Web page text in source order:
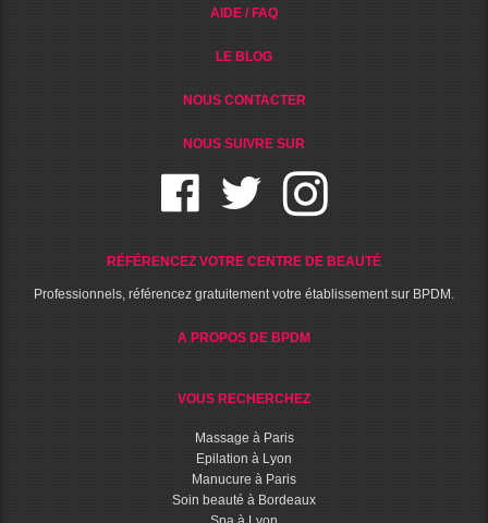
AIDE / FAQ
LE BLOG
NOUS CONTACTER
NOUS SUIVRE SUR
RÉFÉRENCEZ VOTRE CENTRE DE BEAUTÉ
Professionnels, référencez gratuitement votre établissement sur BPDM.
A PROPOS DE BPDM
VOUS RECHERCHEZ
Massage à Paris
Epilation à Lyon
Manucure à Paris
Soin beauté à Bordeaux